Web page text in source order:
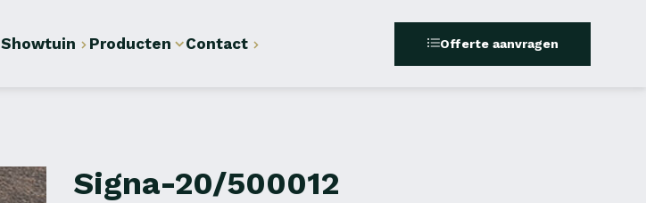
Showtuin Producten Contact Offerte aanvragen
Signa-20/500012